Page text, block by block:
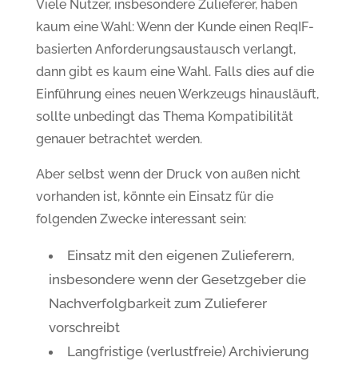
Viele Nutzer, insbesondere Zulieferer, haben
kaum eine Wahl: Wenn der Kunde einen ReqIF-
basierten Anforderungsaustausch verlangt,
dann gibt es kaum eine Wahl. Falls dies auf die
Einführung eines neuen Werkzeugs hinausläuft,
sollte unbedingt das Thema Kompatibilität
genauer betrachtet werden.
Aber selbst wenn der Druck von außen nicht
vorhanden ist, könnte ein Einsatz für die
folgenden Zwecke interessant sein:
Einsatz mit den eigenen Zulieferern,
insbesondere wenn der Gesetzgeber die
Nachverfolgbarkeit zum Zulieferer
vorschreibt
Langfristige (verlustfreie) Archivierung